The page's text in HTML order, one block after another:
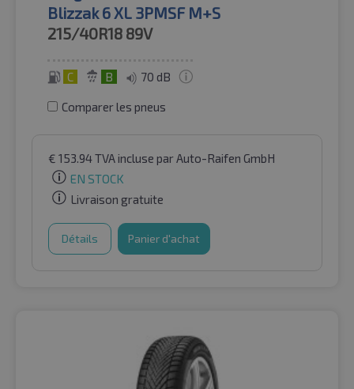
Blizzak 6 XL 3PMSF M+S
215/40R18 89V
C B 70 dB
Comparer les pneus
€ 153.94TVA incluse par Auto-Raifen GmbH
EN STOCK
Livraison gratuite
Détails Panier d'achat